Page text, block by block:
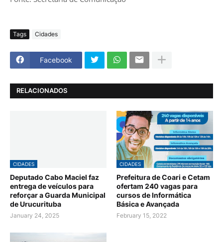
Tags Cidades
Facebook
RELACIONADOS
CIDADES
Deputado Cabo Maciel faz
entrega de veículos para
reforçar a Guarda Municipal
de Urucurituba
January 24, 2025
CIDADES
Prefeitura de Coari e Cetam
ofertam 240 vagas para
cursos de Informática
Básica e Avançada
February 15, 2022